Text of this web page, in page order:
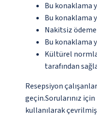
Bu konaklama
Bu konaklama
Nakitsiz
Bu konaklama
Kültürel
tarafından
Resepsiyon
geçin.Sorularınız
kullanılarak